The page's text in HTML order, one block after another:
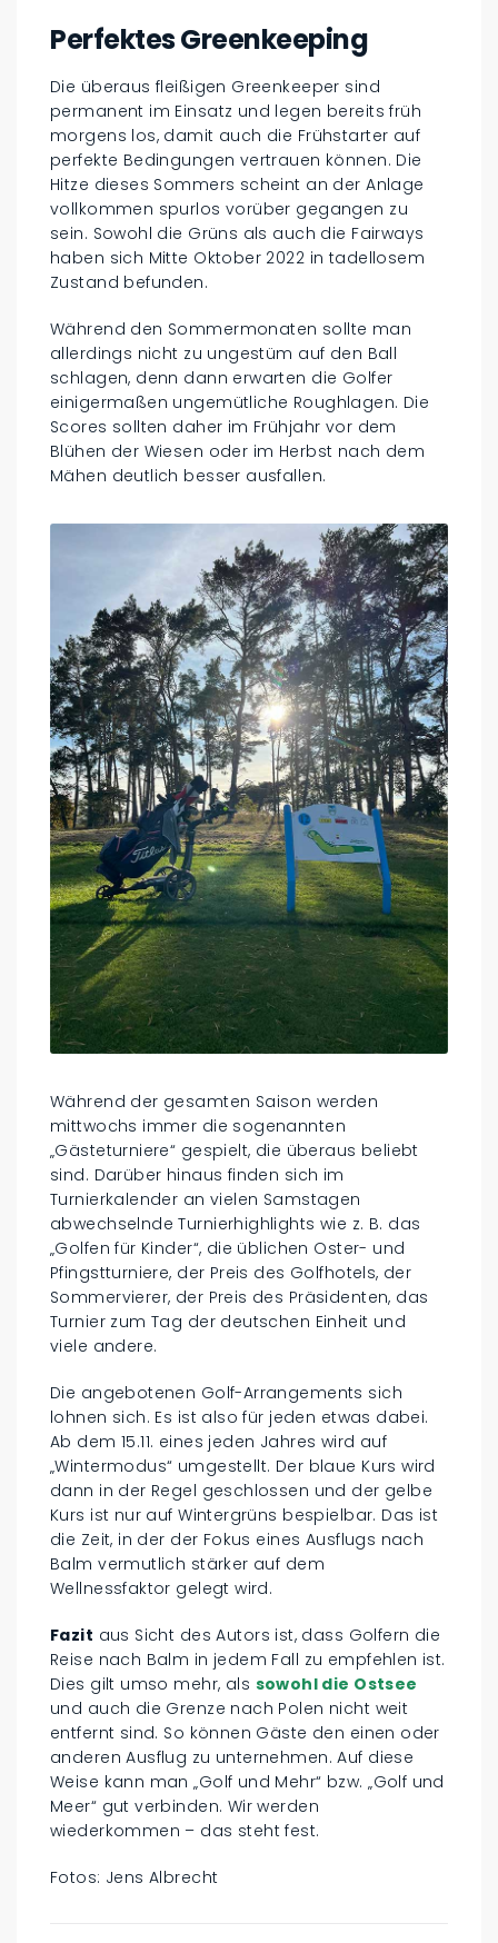
Perfektes Greenkeeping
Die überaus fleißigen Greenkeeper sind
permanent im Einsatz und legen bereits früh
morgens los, damit auch die Frühstarter auf
perfekte Bedingungen vertrauen können. Die
Hitze dieses Sommers scheint an der Anlage
vollkommen spurlos vorüber gegangen zu
sein. Sowohl die Grüns als auch die Fairways
haben sich Mitte Oktober 2022 in tadellosem
Zustand befunden.
Während den Sommermonaten sollte man
allerdings nicht zu ungestüm auf den Ball
schlagen, denn dann erwarten die Golfer
einigermaßen ungemütliche Roughlagen. Die
Scores sollten daher im Frühjahr vor dem
Blühen der Wiesen oder im Herbst nach dem
Mähen deutlich besser ausfallen.
Während der gesamten Saison werden
mittwochs immer die sogenannten
„Gästeturniere“ gespielt, die überaus beliebt
sind. Darüber hinaus finden sich im
Turnierkalender an vielen Samstagen
abwechselnde Turnierhighlights wie z. B. das
„Golfen für Kinder“, die üblichen Oster- und
Pfingstturniere, der Preis des Golfhotels, der
Sommervierer, der Preis des Präsidenten, das
Turnier zum Tag der deutschen Einheit und
viele andere.
Die angebotenen Golf-Arrangements sich
lohnen sich. Es ist also für jeden etwas dabei.
Ab dem 15.11. eines jeden Jahres wird auf
„Wintermodus“ umgestellt. Der blaue Kurs wird
dann in der Regel geschlossen und der gelbe
Kurs ist nur auf Wintergrüns bespielbar. Das ist
die Zeit, in der der Fokus eines Ausflugs nach
Balm vermutlich stärker auf dem
Wellnessfaktor gelegt wird.
Fazit aus Sicht des Autors ist, dass Golfern die
Reise nach Balm in jedem Fall zu empfehlen ist.
Dies gilt umso mehr, als sowohl die Ostsee
und auch die Grenze nach Polen nicht weit
entfernt sind. So können Gäste den einen oder
anderen Ausflug zu unternehmen. Auf diese
Weise kann man „Golf und Mehr“ bzw. „Golf und
Meer“ gut verbinden. Wir werden
wiederkommen – das steht fest.
Fotos: Jens Albrecht